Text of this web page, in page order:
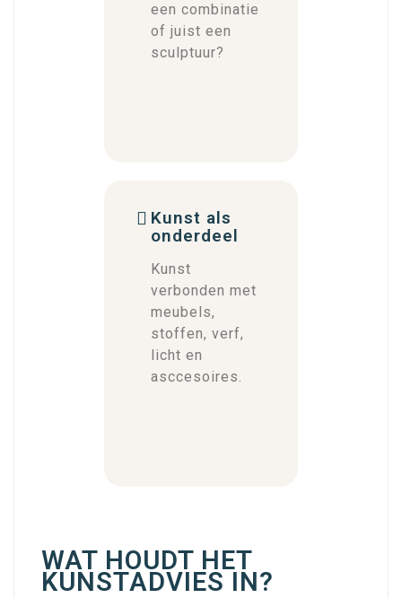
een combinatie
of juist een
sculptuur?
Kunst als
onderdeel
Kunst
verbonden met
meubels,
stoffen, verf,
licht en
asccesoires.
WAT HOUDT HET
KUNSTADVIES IN?